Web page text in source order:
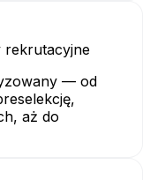
rekrutacyjne
— od
aż do